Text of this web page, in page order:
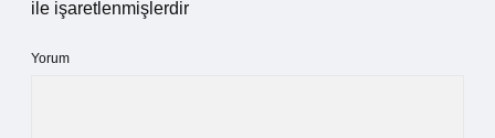
ile işaretlenmişlerdir
Yorum